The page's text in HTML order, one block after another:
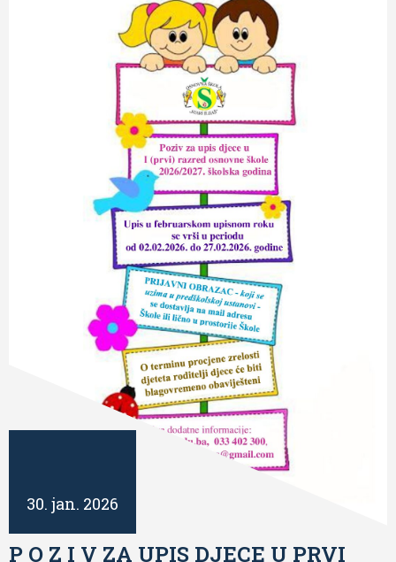
30. jan. 2026
P O Z I V ZA UPIS DJECE U PRVI